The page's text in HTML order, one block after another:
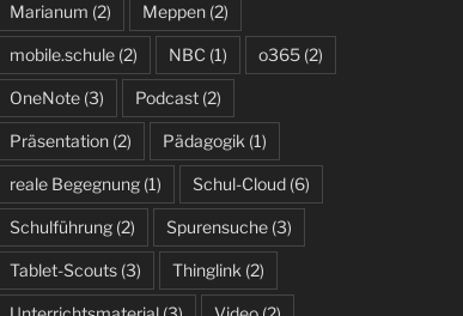
Marianum (2) Meppen (2)
mobile.schule (2) NBC (1) o365 (2)
OneNote (3) Podcast (2)
Präsentation (2) Pädagogik (1)
reale Begegnung (1) Schul-Cloud (6)
Schulführung (2) Spurensuche (3)
Tablet-Scouts (3) Thinglink (2)